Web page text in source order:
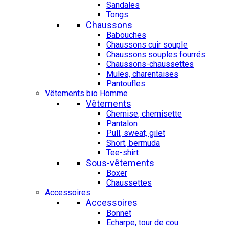
Sandales
Tongs
Chaussons
Babouches
Chaussons cuir souple
Chaussons souples fourrés
Chaussons-chaussettes
Mules, charentaises
Pantoufles
Vêtements bio Homme
Vêtements
Chemise, chemisette
Pantalon
Pull, sweat, gilet
Short, bermuda
Tee-shirt
Sous-vêtements
Boxer
Chaussettes
Accessoires
Accessoires
Bonnet
Echarpe, tour de cou